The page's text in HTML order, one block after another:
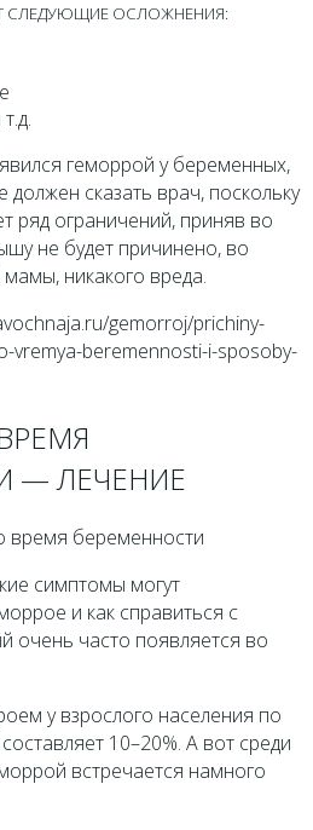
СЛЕДУЮЩИЕ ОСЛОЖНЕНИЯ:
геморрой у беременных,
должен сказать врач, поскольку
ряд ограничений, приняв во
не будет причинено, во
никакого вреда.
gemorroj/prichiny-
vremya-beremennosti-i-sposoby-
— ЛЕЧЕНИЕ
симптомы могут
и как справиться с
очень часто появляется во
у взрослого населения по
10–20%. А вот среди
встречается намного